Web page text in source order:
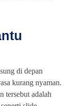
di depan
kurang nyaman.
tersebut adalah